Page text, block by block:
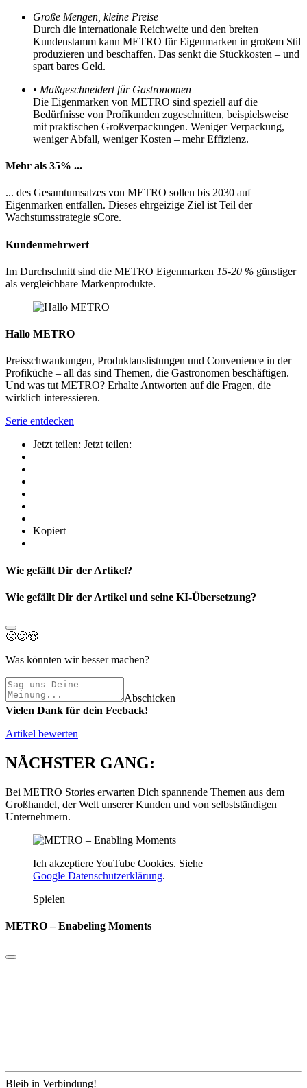
Große Mengen, kleine Preise
Durch die internationale Reichweite und den breiten
Kundenstamm kann METRO für Eigenmarken in großem Stil
produzieren und beschaffen. Das senkt die Stückkosten – und
spart bares Geld.
• Maßgeschneidert für Gastronomen
Die Eigenmarken von METRO sind speziell auf die
Bedürfnisse von Profikunden zugeschnitten, beispielsweise
mit praktischen Großverpackungen. Weniger Verpackung,
weniger Abfall, weniger Kosten – mehr Effizienz.
Mehr als 35% ...
... des Gesamtumsatzes von METRO sollen bis 2030 auf
Eigenmarken entfallen. Dieses ehrgeizige Ziel ist Teil der
Wachstumsstrategie sCore.
Kundenmehrwert
Im Durchschnitt sind die METRO Eigenmarken 15-20 % günstiger
als vergleichbare Markenprodukte.
Hallo METRO
Preisschwankungen, Produktauslistungen und Convenience in der
Profiküche – all das sind Themen, die Gastronomen beschäftigen.
Und was tut METRO? Erhalte Antworten auf die Fragen, die
wirklich interessieren.
Serie entdecken
Jetzt teilen: Jetzt teilen:
Kopiert
Wie gefällt Dir der Artikel?
Wie gefällt Dir der Artikel und seine KI-Übersetzung?
🙁🙂😍
Was könnten wir besser machen?
Abschicken
Vielen Dank für dein Feeback!
Artikel bewerten
NÄCHSTER GANG:
Bei METRO Stories erwarten Dich spannende Themen aus dem
Großhandel, der Welt unserer Kunden und von selbstständigen
Unternehmern.
Ich akzeptiere YouTube Cookies. Siehe
Google Datenschutzerklärung.
Spielen
METRO – Enabeling Moments
Bleib in Verbindung!